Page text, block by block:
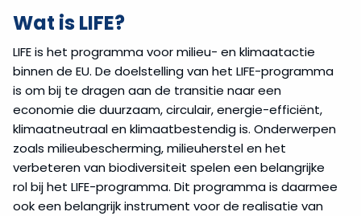
Wat is LIFE?
LIFE is het programma voor milieu- en klimaatactie
binnen de EU. De doelstelling van het LIFE-programma
is om bij te dragen aan de transitie naar een
economie die duurzaam, circulair, energie-efficiënt,
klimaatneutraal en klimaatbestendig is. Onderwerpen
zoals milieubescherming, milieuherstel en het
verbeteren van biodiversiteit spelen een belangrijke
rol bij het LIFE-programma. Dit programma is daarmee
ook een belangrijk instrument voor de realisatie van